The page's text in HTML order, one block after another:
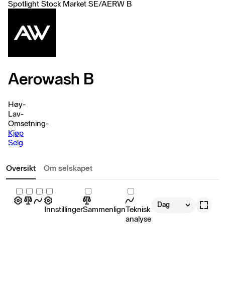
Spotlight Stock Market SE/AERW B
Aerowash B
Høy-
Lav-
Omsetning-
Kjøp
Selg
Oversikt Om selskapet
InnstillingerSammenlignTeknisk
analyse
Dag